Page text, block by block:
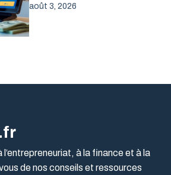
août 3, 2026
l’entrepreneuriat, à la finance et à la
de nos conseils et ressources